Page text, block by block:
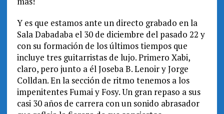
Y es que estamos ante un directo grabado en la
Sala Dabadaba el 30 de diciembre del pasado 22 y
con su formación de los últimos tiempos que
incluye tres guitarristas de lujo. Primero Xabi,
claro, pero junto a él Joseba B. Lenoir y Jorge
Colldan. En la sección de ritmo tenemos a los
impenitentes Fumai y Fosy. Un gran repaso a sus
casi 30 años de carrera con un sonido abrasador